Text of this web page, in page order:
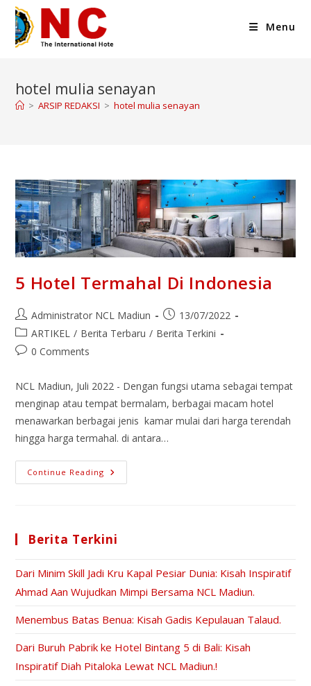
Menu
hotel mulia senayan
> ARSIP REDAKSI > hotel mulia senayan
5 Hotel Termahal Di Indonesia
Administrator NCL Madiun
13/07/2022
ARTIKEL / Berita Terbaru / Berita Terkini
0 Comments
NCL Madiun, Juli 2022 - Dengan fungsi utama sebagai tempat
menginap atau tempat bermalam, berbagai macam hotel
menawarkan berbagai jenis kamar mulai dari harga terendah
hingga harga termahal. di antara…
Continue Reading
Berita Terkini
Dari Minim Skill Jadi Kru Kapal Pesiar Dunia: Kisah Inspiratif
Ahmad Aan Wujudkan Mimpi Bersama NCL Madiun.
Menembus Batas Benua: Kisah Gadis Kepulauan Talaud.
Dari Buruh Pabrik ke Hotel Bintang 5 di Bali: Kisah
Inspiratif Diah Pitaloka Lewat NCL Madiun.!